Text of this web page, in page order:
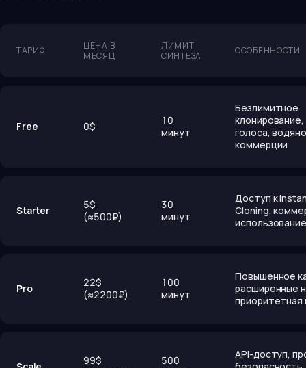
ТАРИФ
ЦЕНА В
МЕСЯЦ
ЛИМИТ
СИНТЕЗА
ОСОБЕННОСТИ
Free 0$
10
минут
Безлимитное
голоса,
коммерции
Starter
5$
(≈500₽)
30
минут
Доступ к
Cloning,
Pro
22$
(≈2200₽)
100
минут
Повышенное
расширенные
приоритетная
99$
500
API-доступ,